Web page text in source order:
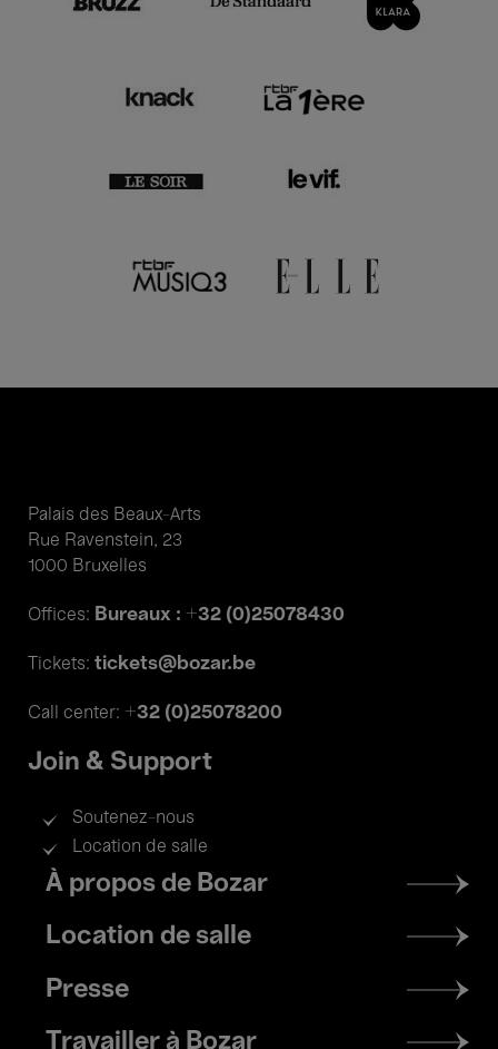
Palais des Beaux-Arts
Rue Ravenstein, 23
1000 Bruxelles
Offices: Bureaux : +32 (0)25078430
Tickets: tickets@bozar.be
Call center: +32 (0)25078200
Join & Support
Soutenez-nous
Location de salle
Footer
menu
À propos de Bozar
Location de salle
Presse
Travailler à Bozar